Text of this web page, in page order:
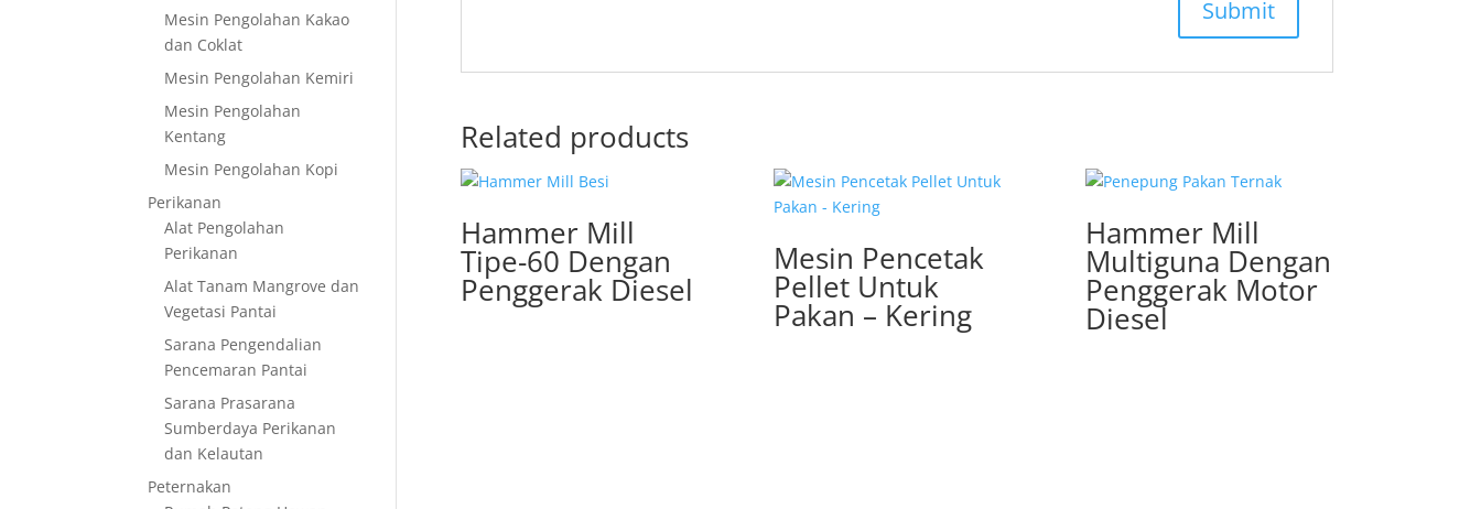
Related products
Hammer Mill
Tipe-60 Dengan
Penggerak Diesel
Mesin Pencetak
Pellet Untuk
Pakan – Kering
Hammer Mill
Multiguna Dengan
Penggerak Motor
Diesel
Mesin Pengolahan Kakao
dan Coklat
Mesin Pengolahan Kemiri
Mesin Pengolahan
Kentang
Mesin Pengolahan Kopi
Perikanan
Alat Pengolahan
Perikanan
Alat Tanam Mangrove dan
Vegetasi Pantai
Sarana Pengendalian
Pencemaran Pantai
Sarana Prasarana
Sumberdaya Perikanan
dan Kelautan
Peternakan